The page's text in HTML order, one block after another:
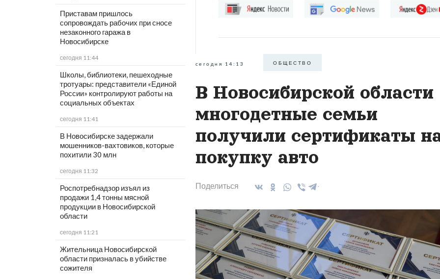
Приставам пришлось
сопровождать рабочих при сносе
незаконного гаража в
Новосибирске
сегодня 11:44
Школы, библиотеки, пешеходные
тротуары: представители «Единой
России» контролируют работы на
социальных объектах
сегодня 11:41
В Новосибирске задержали
мошенников-вахтовиков, которые
похитили 30 млн
сегодня 11:32
Роспотребнадзор изъял из
продажи 1,4 тонны мясной
продукции в Новосибирской
области
сегодня 11:21
Жительница Новосибирской
области призналась в убийстве
сожителя
сегодня 14:13 ОБЩЕСТВО
В Новосибирской области
многодетные семьи
получили сертификаты
покупку авто
Поделиться